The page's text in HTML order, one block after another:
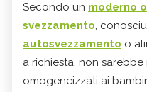
Secondo un moderno
svezzamento,
autosvezzamento o
a richiesta, non
omogeneizzati ai